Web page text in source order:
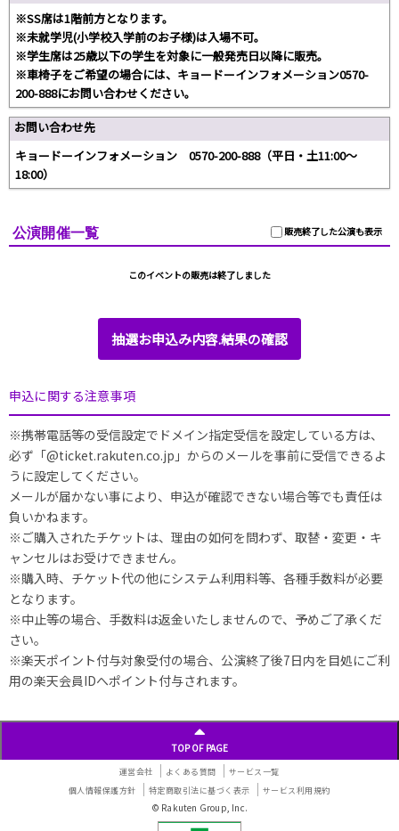
※SS席は1階前方となります。
※未就学児(小学校入学前のお子様)は入場不可。
※学生席は25歳以下の学生を対象に一般発売日以降に販売。
※車椅子をご希望の場合には、キョードーインフォメーション0570-
200-888にお問い合わせください。
お問い合わせ先
キョードーインフォメーション 0570-200-888（平日・土11:00～
18:00）
販売終了した公演も表示
公演開催一覧
このイベントの販売は終了しました
抽選お申込み内容.結果の確認
申込に関する注意事項
※携帯電話等の受信設定でドメイン指定受信を設定している方は、
必ず「@ticket.rakuten.co.jp」からのメールを事前に受信できるよ
うに設定してください。
メールが届かない事により、申込が確認できない場合等でも責任は
負いかねます。
※ご購入されたチケットは、理由の如何を問わず、取替・変更・キ
ャンセルはお受けできません。
※購入時、チケット代の他にシステム利用料等、各種手数料が必要
となります。
※中止等の場合、手数料は返金いたしませんので、予めご了承くだ
さい。
※楽天ポイント付与対象受付の場合、公演終了後7日内を目処にご利
用の楽天会員IDへポイント付与されます。
TOP OF PAGE
運営会社 よくある質問
サービス一覧
個人情報保護方針
特定商取引法に基づく表示 サービス利用規約
© Rakuten Group, Inc.